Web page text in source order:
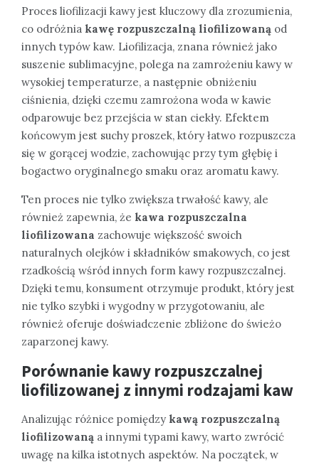
Proces liofilizacji kawy jest kluczowy dla zrozumienia,
co odróżnia kawę rozpuszczalną liofilizowaną od
innych typów kaw. Liofilizacja, znana również jako
suszenie sublimacyjne, polega na zamrożeniu kawy w
wysokiej temperaturze, a następnie obniżeniu
ciśnienia, dzięki czemu zamrożona woda w kawie
odparowuje bez przejścia w stan ciekły. Efektem
końcowym jest suchy proszek, który łatwo rozpuszcza
się w gorącej wodzie, zachowując przy tym głębię i
bogactwo oryginalnego smaku oraz aromatu kawy.
Ten proces nie tylko zwiększa trwałość kawy, ale
również zapewnia, że kawa rozpuszczalna
liofilizowana zachowuje większość swoich
naturalnych olejków i składników smakowych, co jest
rzadkością wśród innych form kawy rozpuszczalnej.
Dzięki temu, konsument otrzymuje produkt, który jest
nie tylko szybki i wygodny w przygotowaniu, ale
również oferuje doświadczenie zbliżone do świeżo
zaparzonej kawy.
Porównanie kawy rozpuszczalnej
liofilizowanej z innymi rodzajami kaw
Analizując różnice pomiędzy kawą rozpuszczalną
liofilizowaną a innymi typami kawy, warto zwrócić
uwagę na kilka istotnych aspektów. Na początek, w